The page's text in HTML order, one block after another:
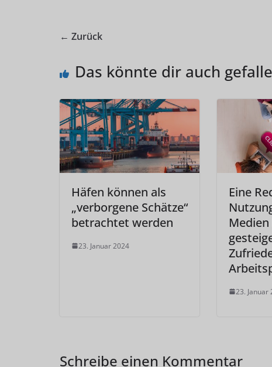
← Zurück
Das könnte dir auch
Häfen können als
„verborgene Schätze“
betrachtet werden
23. Januar 2024
Eine
23. Januar
Schreibe einen Kommentar